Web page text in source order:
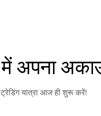
अपना
यात्रा आज ही शुरू करें!